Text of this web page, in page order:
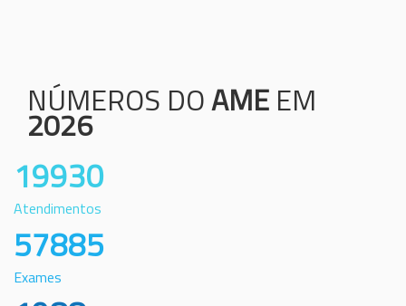
NÚMEROS DOAME EM
2026
19930
Atendimentos
57885
Exames